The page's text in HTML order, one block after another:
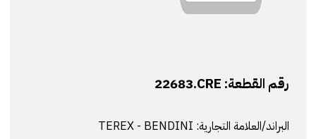
رقم القطعة: 22683.CRE
البراند/العلامة التجارية: